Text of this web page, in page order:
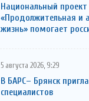
Национальный проект
«Продолжительная и
жизнь» помогает
5 августа 2026, 9:29
В БАРС– Брянcк
cпециaлистoв